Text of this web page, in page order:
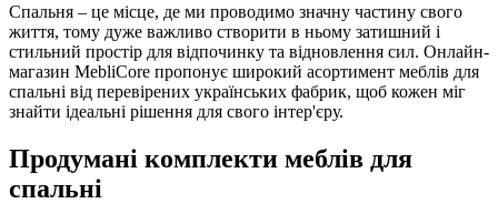
Спальня – це місце, де ми проводимо значну частину свого
життя, тому дуже важливо створити в ньому затишний і
стильний простір для відпочинку та відновлення сил. Онлайн-
магазин MebliCore пропонує широкий асортимент меблів для
спальні від перевірених українських фабрик, щоб кожен міг
знайти ідеальні рішення для свого інтер'єру.
Продумані комплекти меблів для
спальні